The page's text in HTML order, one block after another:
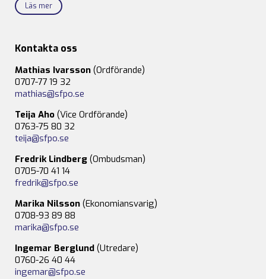
Läs mer
Kontakta oss
Mathias Ivarsson (Ordförande)
0707-77 19 32
mathias@sfpo.se
Teija Aho (Vice Ordförande)
0763-75 80 32
teija@sfpo.se
Fredrik Lindberg (Ombudsman)
0705-70 41 14
fredrik@sfpo.se
Marika Nilsson (Ekonomiansvarig)
0708-93 89 88
marika@sfpo.se
Ingemar Berglund (Utredare)
0760-26 40 44
ingemar@sfpo.se